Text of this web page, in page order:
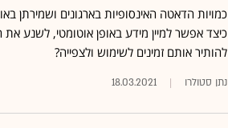
כמויות הדאטה האינסופיות בארגונים ושמירתן
כיצד אפשר למיין מידע באופן אוטומטי, לשנע את
להותיר אותם זמינים לשימוש ולצפייה?
נתן סטולרו 18.03.2021